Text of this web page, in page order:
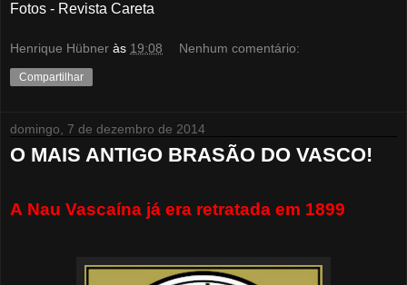
Fotos - Revista Careta
Henrique Hübner às 19:08 Nenhum comentário:
Compartilhar
domingo, 7 de dezembro de 2014
O MAIS ANTIGO BRASÃO DO VASCO!
A Nau Vascaína já era retratada em 1899